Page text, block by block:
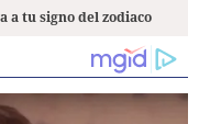
a tu signo del zodiaco